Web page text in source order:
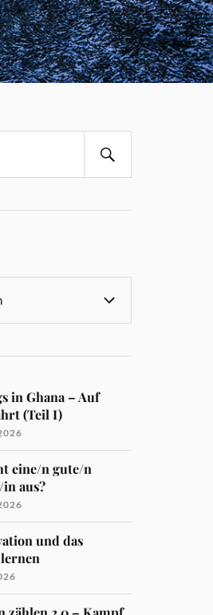
in Ghana – Auf
(Teil I)
eine/n gute/n
aus?
und das